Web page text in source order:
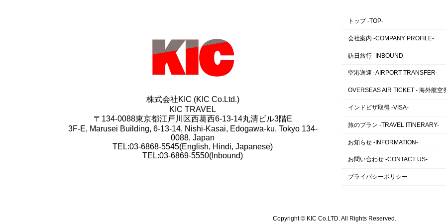
株式会社KIC (KIC Co.Ltd.)
KIC TRAVEL
〒134-0088東京都江戸川区西葛西6-13-14丸清ビル3階E
3F-E, Marusei Building, 6-13-14, Nishi-Kasai, Edogawa-ku, Tokyo 134-
0088, Japan
TEL:03-6868-5545(English, Hindi, Japanese)
TEL:03-6869-5550(Inbound)
トップ -TOP-
会社案内 -COMPANY PROFILE-
訪日旅行 -INBOUND-
空港送迎 -AIRPORT TRANSFER-
OVERSEAS AIR TICKET - 海外航空
インドビザ取得 -VISA-
旅のプラン -TRAVEL ITINERARY-
お知らせ -INFORMATION-
お問い合わせ -CONTACT US-
プライバシーポリシー
Copyright © KIC Co.LTD. All Rights Reserved.